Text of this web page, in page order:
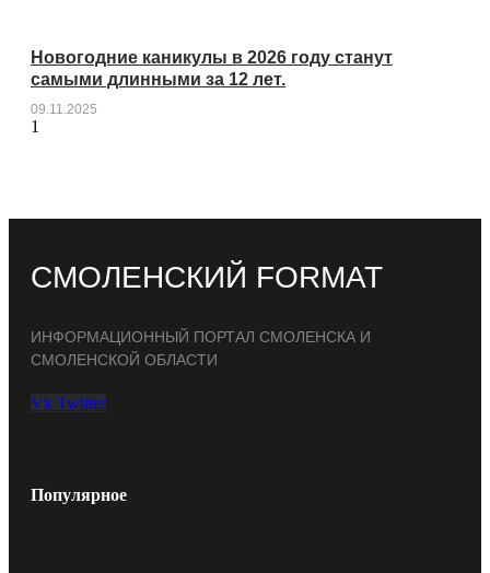
Новогодние каникулы в 2026 году станут
самыми длинными за 12 лет.
09.11.2025
СМОЛЕНСКИЙ FORMAT
ИНФОРМАЦИОННЫЙ ПОРТАЛ СМОЛЕНСКА И
СМОЛЕНСКОЙ ОБЛАСТИ
Vk Twitter
Популярное